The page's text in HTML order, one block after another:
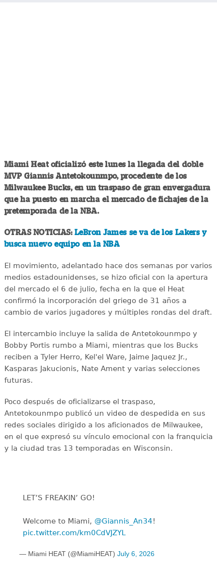
Miami Heat oficializó este lunes la llegada del doble
MVP Giannis Antetokounmpo, procedente de los
Milwaukee Bucks, en un traspaso de gran envergadura
que ha puesto en marcha el mercado de fichajes de la
pretemporada de la NBA.
OTRAS NOTICIAS: LeBron James se va de los Lakers y
busca nuevo equipo en la NBA
El movimiento, adelantado hace dos semanas por varios
medios estadounidenses, se hizo oficial con la apertura
del mercado el 6 de julio, fecha en la que el Heat
confirmó la incorporación del griego de 31 años a
cambio de varios jugadores y múltiples rondas del draft.
El intercambio incluye la salida de Antetokounmpo y
Bobby Portis rumbo a Miami, mientras que los Bucks
reciben a Tyler Herro, Kel'el Ware, Jaime Jaquez Jr.,
Kasparas Jakucionis, Nate Ament y varias selecciones
futuras.
Poco después de oficializarse el traspaso,
Antetokounmpo publicó un video de despedida en sus
redes sociales dirigido a los aficionados de Milwaukee,
en el que expresó su vínculo emocional con la franquicia
y la ciudad tras 13 temporadas en Wisconsin.
LET’S FREAKIN’ GO!
Welcome to Miami, @Giannis_An34!
pic.twitter.com/km0CdVJZYL
— Miami HEAT (@MiamiHEAT) July 6, 2026